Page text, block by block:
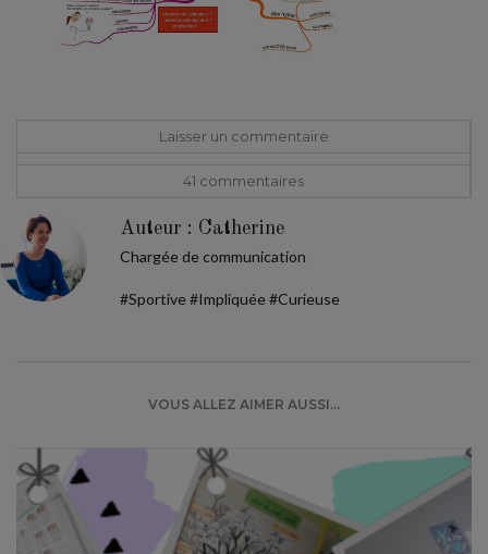
Laisser un commentaire
41 commentaires
Auteur : Catherine
Chargée de communication
#Sportive #Impliquée #Curieuse
VOUS ALLEZ AIMER AUSSI...